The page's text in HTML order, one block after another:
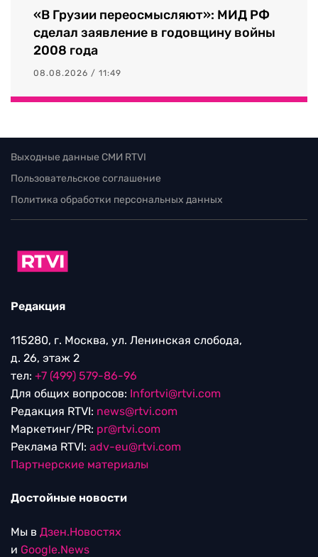
«В Грузии переосмысляют»: МИД РФ
сделал заявление в годовщину войны
2008 года
08.08.2026 / 11:49
Выходные данные СМИ RTVI
Пользовательское соглашение
Политика обработки персональных данных
Редакция
115280, г. Москва, ул. Ленинская слобода,
д. 26, этаж 2
тел: +7 (499) 579-86-96
Для общих вопросов: Infortvi@rtvi.com
Редакция RTVI: news@rtvi.com
Маркетинг/PR: pr@rtvi.com
Реклама RTVI: adv-eu@rtvi.com
Партнерские материалы
Достойные новости
Мы в Дзен.Новостях
и Google.News